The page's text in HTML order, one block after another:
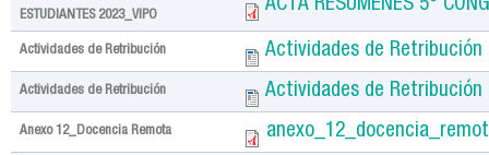
ESTUDIANTES 2023_VIPO
ACTA RESÚMENES 5°
Actividades de Retribución Actividades de Retribución
Actividades de Retribución Actividades de Retribución
Anexo 12_Docencia Remota